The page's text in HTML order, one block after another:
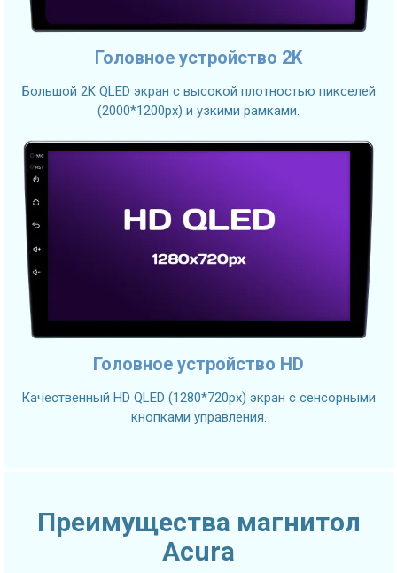
Головное устройство 2K
Большой 2K QLED экран с высокой плотностью пикселей
(2000*1200px) и узкими рамками.
Головное устройство HD
Качественный HD QLED (1280*720px) экран с сенсорными
кнопками управления.
Преимущества магнитол
Acura